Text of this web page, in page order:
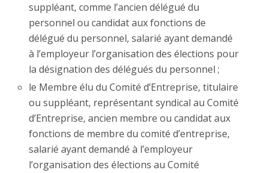
suppléant, comme l’ancien délégué du
personnel ou candidat aux fonctions de
délégué du personnel, salarié ayant demandé
à l’employeur l’organisation des élections pour
la désignation des délégués du personnel ;
le Membre élu du Comité d’Entreprise, titulaire
ou suppléant, représentant syndical au Comité
d’Entreprise, ancien membre ou candidat aux
fonctions de membre du comité d’entreprise,
salarié ayant demandé à l’employeur
l’organisation des élections au Comité